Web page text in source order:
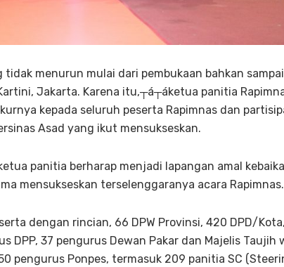
tidak menurun mulai dari pembukaan bahkan
Jakarta. Karena itu,┬á┬áketua panitia
kepada seluruh peserta Rapimnas dan
Asad yang ikut mensukseskan.
panitia berharap menjadi lapangan amal
mensukseskan terselenggaranya acara Rapimnas.
dengan rincian, 66 DPW Provinsi, 420 DPD/
DPP, 37 pengurus Dewan Pakar dan Majelis Taujih
pengurus Ponpes, termasuk 209 panitia SC